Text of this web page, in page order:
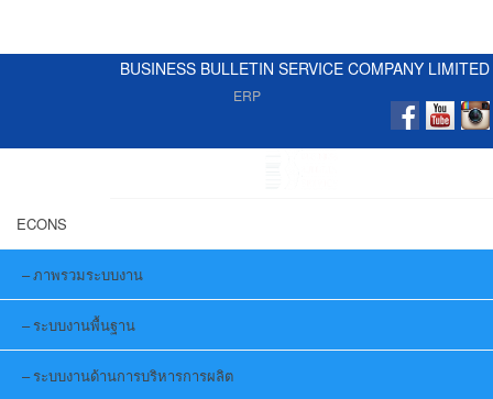
BUSINESS BULLETIN SERVICE COMPANY LIMITED
ERP
ECONS
ภาพรวมระบบงาน
ระบบงานพื้นฐาน
ระบบงานด้านการบริหารการผลิต